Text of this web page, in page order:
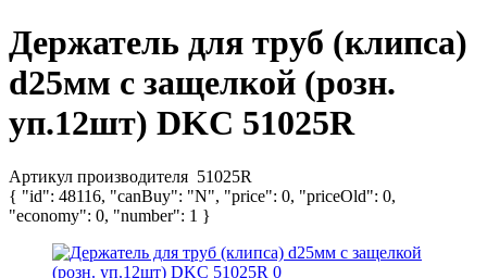
Держатель для труб (клипса)
d25мм с защелкой (розн.
уп.12шт) DKC 51025R
Артикул производителя 51025R
{ "id": 48116, "canBuy": "N", "price": 0, "priceOld": 0,
"economy": 0, "number": 1 }